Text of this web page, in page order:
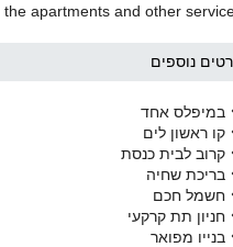
apartments and other
נוספים
במיפלס אחד
קו ראשון לים
קרוב לבית כנסת
בריכת שחיה
חשמל חכם
חניון תת קרקעי
בנייו מפואר